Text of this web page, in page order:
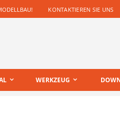
KONTAKTIEREN SIE UNS
WERKZEUG